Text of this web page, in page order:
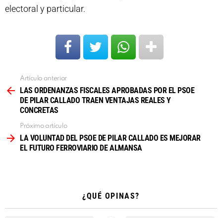
electoral y particular.
más
Artículo anterior
LAS ORDENANZAS FISCALES APROBADAS POR EL PSOE
DE PILAR CALLADO TRAEN VENTAJAS REALES Y
CONCRETAS
Próximo artículo
LA VOLUNTAD DEL PSOE DE PILAR CALLADO ES MEJORAR
EL FUTURO FERROVIARIO DE ALMANSA
¿QUÉ OPINAS?